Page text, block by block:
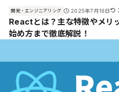
開発・エンジニアリング 2025年7月16日
Reactとは？主な特徴やメリ
始め方まで徹底解説！